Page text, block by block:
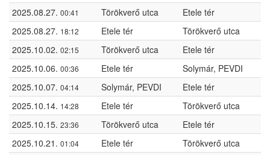
2025.08.27. 00:41 Törökverő utca
Etele tér
2025.08.27. 18:12 Etele tér
Törökverő utca
2025.10.02. 02:15 Törökverő utca
Etele tér
2025.10.06. 00:36 Etele tér
Solymár, PEVDI
2025.10.07. 04:14 Solymár, PEVDI
Etele tér
2025.10.14. 14:28 Etele tér
Törökverő utca
2025.10.15. 23:36 Törökverő utca
Etele tér
2025.10.21. 01:04 Etele tér
Törökverő utca